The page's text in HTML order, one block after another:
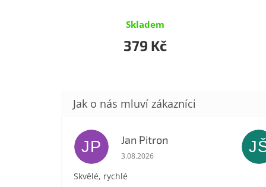
Skladem
379 Kč
JP Jan Pitron
Hodnocení obchodu je 5 z 5
3.08.2026
Skvělé, rychlé